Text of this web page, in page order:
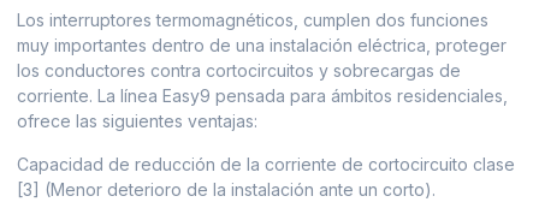
Los interruptores termomagnéticos, cumplen dos funciones
muy importantes dentro de una instalación eléctrica, proteger
los conductores contra cortocircuitos y sobrecargas de
corriente. La línea Easy9 pensada para ámbitos residenciales,
ofrece las siguientes ventajas:
Capacidad de reducción de la corriente de cortocircuito clase
[3] (Menor deterioro de la instalación ante un corto).